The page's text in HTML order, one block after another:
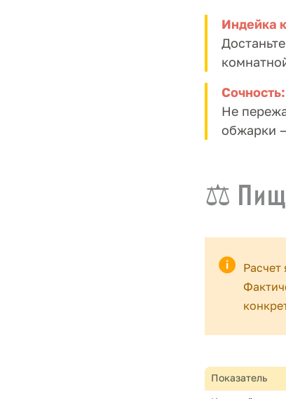
Индейка
Сочность:
Не
обжарки
⚖️
Показатель